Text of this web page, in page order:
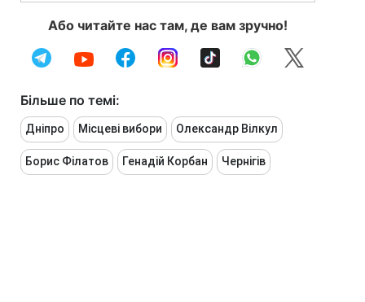
Або читайте нас там, де вам зручно!
Більше по темі:
Дніпро Місцеві вибори Олександр Вілкул
Борис Філатов Генадій Корбан Чернігів